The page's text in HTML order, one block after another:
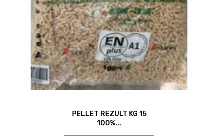
PELLET REZULT KG 15
100%...